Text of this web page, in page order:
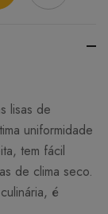
lisas de
uniformidade
tem fácil
de clima seco.
é